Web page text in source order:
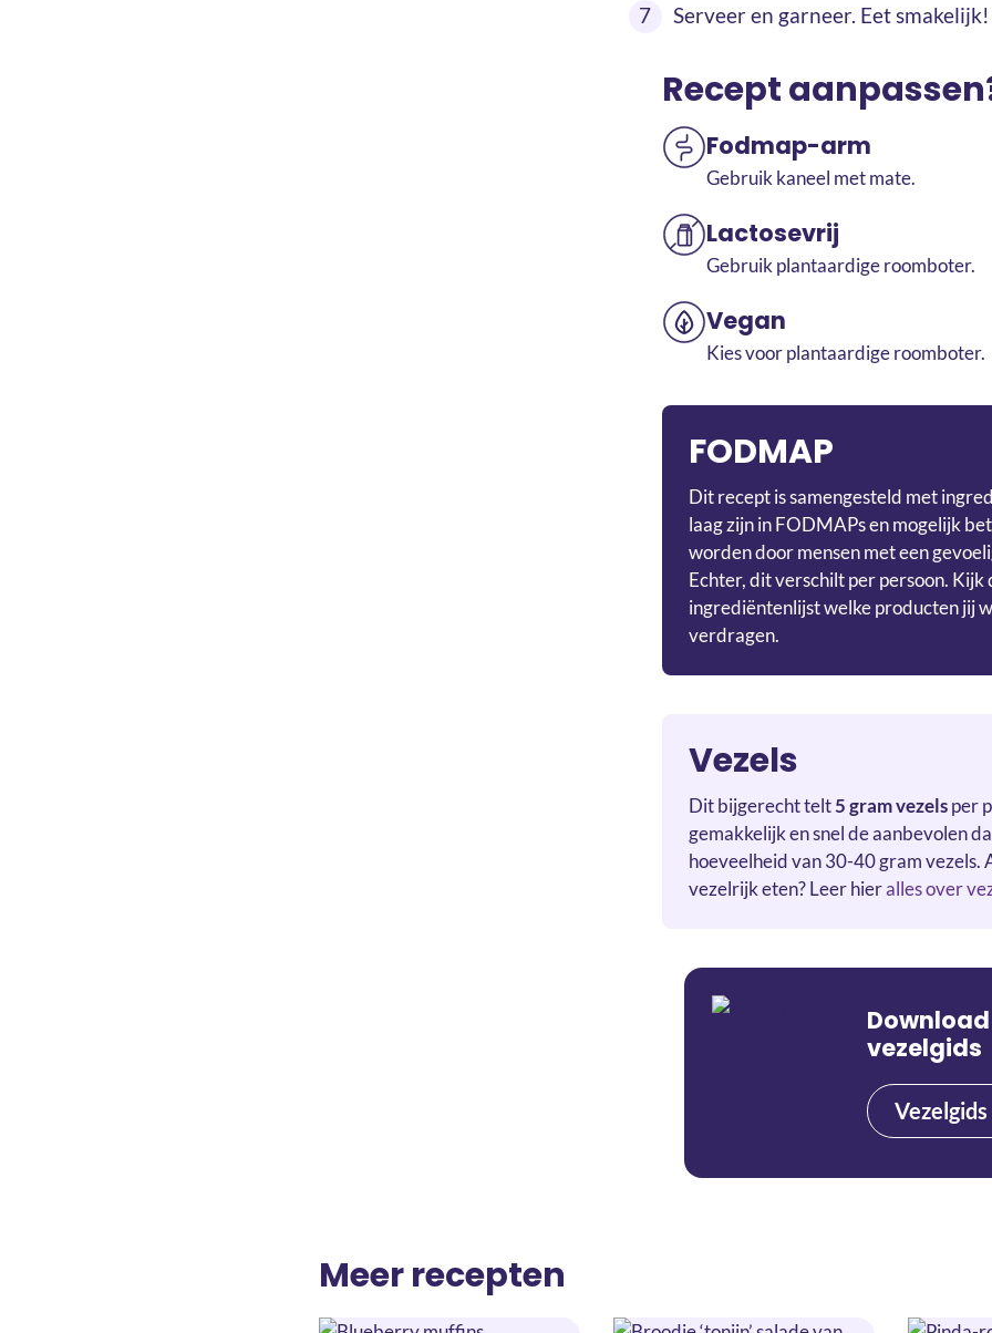
Serveer en garneer. Eet smakelijk!
Recept
Fodmap-arm
Gebruik kaneel met mate.
Lactosevrij
Gebruik plantaardige roomboter.
Vegan
Kies voor plantaardige roomboter.
FODMAP
Dit recept is samengesteld met
laag zijn in FODMAPs en mogelijk
worden door mensen met een
Echter, dit verschilt per persoon. Kijk
ingrediëntenlijst welke producten jij
verdragen.
Vezels
Dit bijgerecht telt5 gram vezelsper
gemakkelijk en snel de aanbevolen
hoeveelheid van 30-40 gram vezels.
vezelrijk eten? Leer hieralles over
vezelgids
Vezelgids
Meer recepten